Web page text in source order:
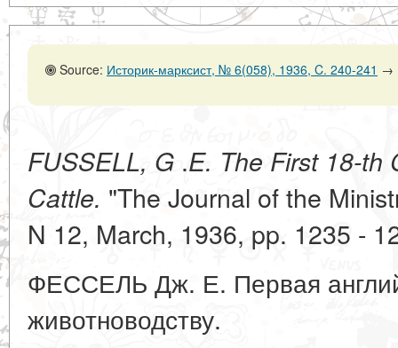
Source: Историк-марксист, № 6(058), 1936, C. 240-241 →
FUSSELL, G .E. The First 18-th
Cattle. "The Journal of the
N 12, March, 1936, pp. 1235 -
ФЕССЕЛЬ Дж. Е. Первая
животноводству.